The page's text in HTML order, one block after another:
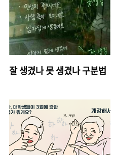
잘 생겼나 못 생겼나 구분법